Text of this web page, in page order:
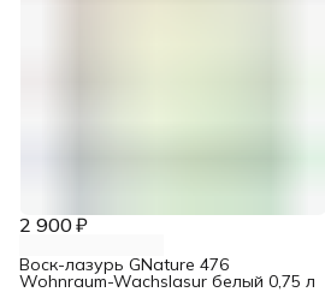
2 900 ₽
Воск-лазурь GNature 476
Wohnraum-Wachslasur белый 0,75 л